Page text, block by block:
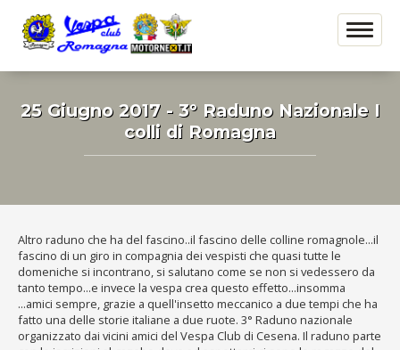
25 Giugno 2017 - 3° Raduno Nazionale I
colli di Romagna
Altro raduno che ha del fascino..il fascino delle colline romagnole...il
fascino di un giro in compagnia dei vespisti che quasi tutte le
domeniche si incontrano, si salutano come se non si vedessero da
tanto tempo...e invece la vespa crea questo effetto...insomma
...amici sempre, grazie a quell'insetto meccanico a due tempi che ha
fatto una delle storie italiane a due ruote. 3° Raduno nazionale
organizzato dai vicini amici del Vespa Club di Cesena. Il raduno parte